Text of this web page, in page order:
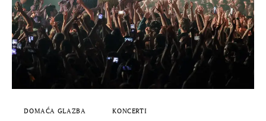
DOMAĆA GLAZBA KONCERTI